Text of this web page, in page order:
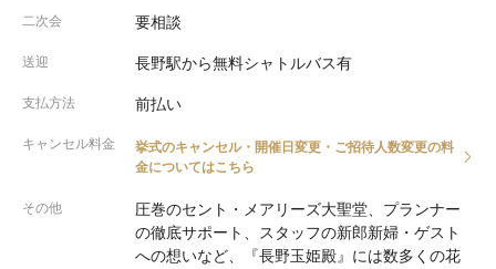
二次会 要相談
送迎 長野駅から無料シャトルバス有
支払方法 前払い
キャンセル料金
挙式のキャンセル・開催日変更・ご招待人数変更の料
金についてはこちら
その他
圧巻のセント・メアリーズ大聖堂、プランナー
の徹底サポート、スタッフの新郎新婦・ゲスト
への想いなど、『長野玉姫殿』には数多くの花